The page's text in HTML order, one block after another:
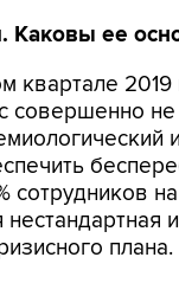
Каковы ее
квартале 2019
совершенно
плана.